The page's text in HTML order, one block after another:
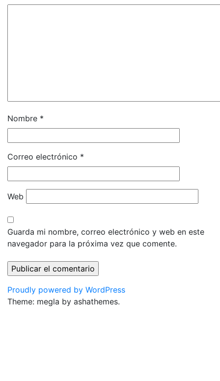
Nombre *
Correo electrónico *
Web
Guarda mi nombre, correo electrónico y web en este
navegador para la próxima vez que comente.
Proudly powered by WordPress
Theme: megla by ashathemes.